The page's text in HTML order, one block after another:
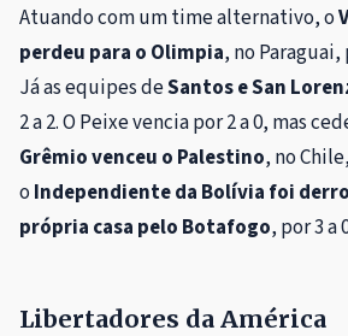
Atuando com um time alternativo, o
perdeu para o Olimpia, no Paraguai,
Já as equipes deSantos e San
2 a 2. O Peixe vencia por 2 a 0, mas
Grêmio venceu o Palestino, no
o Independiente da Bolívia foi
própria casa pelo Botafogo, por 3 a
Libertadores da América